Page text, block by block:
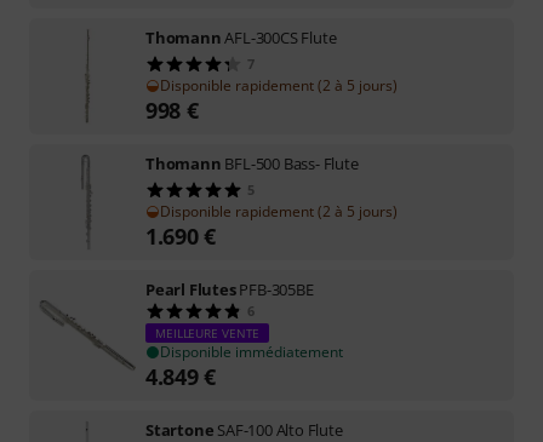
ThomannAFL-300CS Flute
7
Disponible rapidement (2 à 5 jours)
998 €
Thomann BFL-500 Bass- Flute
5
Disponible rapidement (2 à 5 jours)
1.690€
Pearl FlutesPFB-305BE
6
MEILLEURE VENTE
Disponible immédiatement
4.849€
Startone SAF-100 Alto Flute